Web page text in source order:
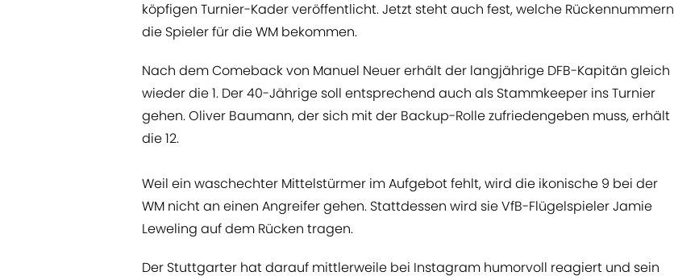
köpfigen Turnier-Kader veröffentlicht. Jetzt steht auch fest, welche Rückennummern
die Spieler für die WM bekommen.
Nach dem Comeback von Manuel Neuer erhält der langjährige DFB-Kapitän gleich
wieder die 1. Der 40-Jährige soll entsprechend auch als Stammkeeper ins Turnier
gehen. Oliver Baumann, der sich mit der Backup-Rolle zufriedengeben muss, erhält
die 12.
Weil ein waschechter Mittelstürmer im Aufgebot fehlt, wird die ikonische 9 bei der
WM nicht an einen Angreifer gehen. Stattdessen wird sie VfB-Flügelspieler Jamie
Leweling auf dem Rücken tragen.
Der Stuttgarter hat darauf mittlerweile bei Instagram humorvoll reagiert und sein